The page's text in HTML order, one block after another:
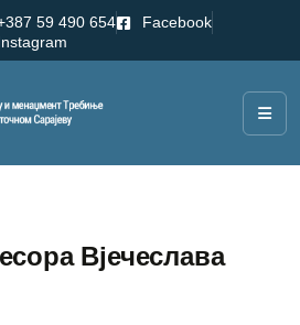
59 490 654
Facebook
Вјечеслава